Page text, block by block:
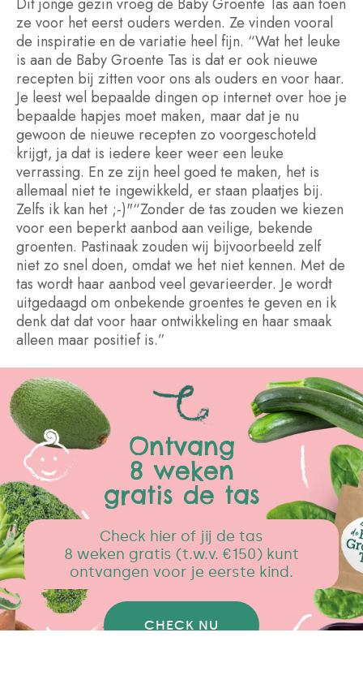
Dit jonge gezin vroeg de Baby Groente Tas aan toen
ze voor het eerst ouders werden. Ze vinden vooral
de inspiratie en de variatie heel fijn. “Wat het leuke
is aan de Baby Groente Tas is dat er ook nieuwe
recepten bij zitten voor ons als ouders en voor haar.
Je leest wel bepaalde dingen op internet over hoe je
bepaalde hapjes moet maken, maar dat je nu
gewoon de nieuwe recepten zo voorgeschoteld
krijgt, ja dat is iedere keer weer een leuke
verrassing. En ze zijn heel goed te maken, het is
allemaal niet te ingewikkeld, er staan plaatjes bij.
Zelfs ik kan het ;-)"“Zonder de tas zouden we kiezen
voor een beperkt aanbod aan veilige, bekende
groenten. Pastinaak zouden wij bijvoorbeeld zelf
niet zo snel doen, omdat we het niet kennen. Met de
tas wordt haar aanbod veel gevarieerder. Je wordt
uitgedaagd om onbekende groentes te geven en ik
denk dat dat voor haar ontwikkeling en haar smaak
alleen maar positief is.”
Ontvang
8 weken
gratis de tas
Check hier of jij de tas
8 weken gratis (t.w.v. €150) kunt
ontvangen voor je eerste kind.
CHECK NU